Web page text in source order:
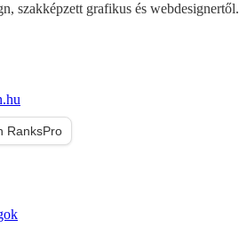
szakképzett grafikus és webdesignertől.
RanksPro